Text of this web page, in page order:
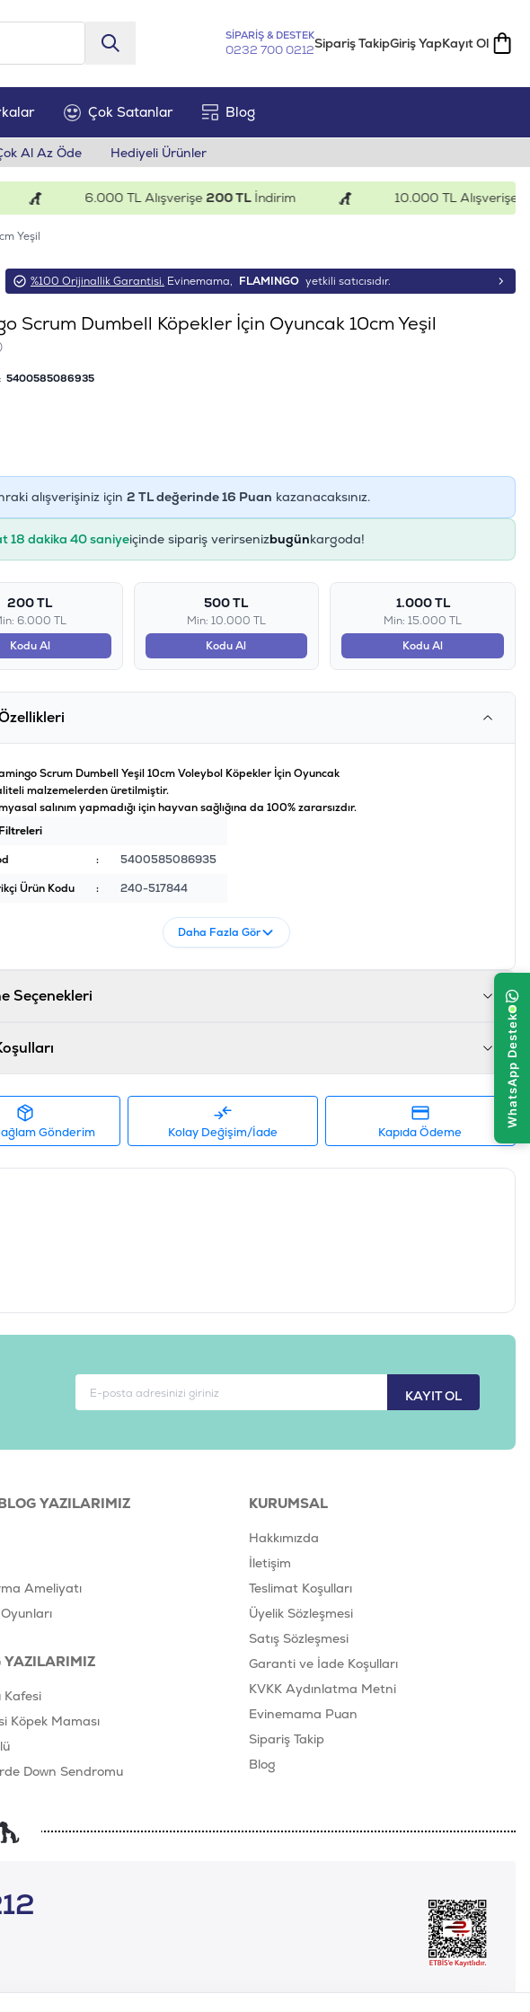
SİPARİŞ & DESTEK
0232 700 0212Sipariş TakipGiriş YapKayıt Ol
Çok Satanlar Blog
Al Az Öde Hediyeli Ürünler
6.000 TL Alışverişe200 TLİndirim 10.000 TL Alışverişe500
Yeşil
%100 Orijinallik Garantisi. Evinemama, FLAMINGO yetkili satıcısıdır.
Scrum Dumbell Köpekler İçin Oyuncak 10cm Yeşil
5400585086935
alışverişiniz için 2 TL değerinde16 Puan kazanacaksınız.
18 dakika 40 saniyeiçinde sipariş verirsenizbugünkargoda!
200 TL
6.000 TL
Kodu Al
500 TL
Min: 10.000 TL
Kodu Al
1.000 TL
Min: 15.000 TL
Kodu Al
Scrum Dumbell Yeşil 10cm Voleybol Köpekler İçin Oyuncak
malzemelerden üretilmiştir.
salınım yapmadığı için hayvan sağlığına da 100% zararsızdır.
:
5400585086935
Ürün Kodu
: 240-517844
Daha Fazla Gör
Seçenekleri
Gönderim Kolay Değişim/İade Kapıda Ödeme
KAYIT OL
YAZILARIMIZ
Ameliyatı
YAZILARIMIZ
Kafesi
Köpek Maması
Down Sendromu
KURUMSAL
Hakkımızda
İletişim
Teslimat Koşulları
Üyelik Sözleşmesi
Satış Sözleşmesi
Garanti ve İade Koşulları
KVKK Aydınlatma Metni
Evinemama Puan
Sipariş Takip
Blog